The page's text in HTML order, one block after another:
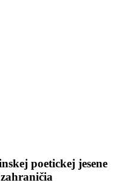
poetickej jesene